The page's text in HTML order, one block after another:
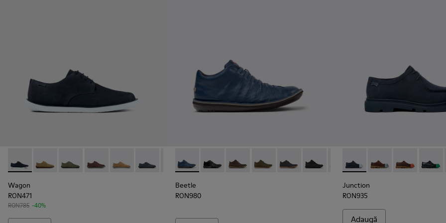
Wagon - K100669-019 - Blue
Wagon - K100669-033
Wagon - K100669-032
Wagon - K100669-030
Wagon - K100669-029
Wagon - K100669-028 - Pantofi din piele năbuc pentru bărbați, albastru.
Wagon - K100669-020
Wagon - K100669-018
Wagon - K100669-011
Wagon
RON471
RON785 -40%
Beetle - 36678-089 - Botine din piele pentru bărbați, albastru.
Beetle - 36678-094
Beetle - 36678-090
Beetle - 36678-087
Beetle - 36678-086
Beetle - 36678-083
Beetle - 36678-082
Beetle - 36678-066
Beetle - 36678-
Beetle
RON980
Junction - K100872-019 -
Junction - K100872-
Junction -
Junction
RON935
Adaugă